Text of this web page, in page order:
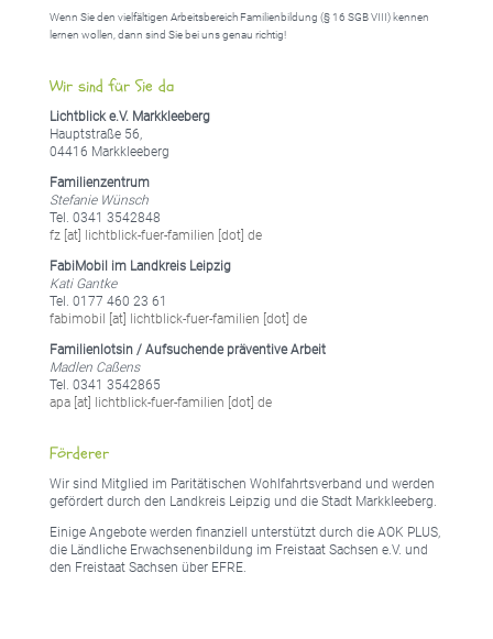
Wenn Sie den vielfältigen Arbeitsbereich Familienbildung (§ 16 SGB VIII) kennen
lernen wollen, dann sind Sie bei uns genau richtig!
Wir sind für Sie da
Lichtblick e.V. Markkleeberg
Hauptstraße 56,
04416 Markkleeberg
Familienzentrum
Stefanie Wünsch
Tel. 0341 3542848
fz [at] lichtblick-fuer-familien [dot] de
FabiMobil im Landkreis Leipzig
Kati Gantke
Tel. 0177 460 23 61
fabimobil [at] lichtblick-fuer-familien [dot] de
Familienlotsin / Aufsuchende präventive Arbeit
Madlen Caßens
Tel. 0341 3542865
apa [at] lichtblick-fuer-familien [dot] de
Förderer
Wir sind Mitglied im Paritätischen Wohlfahrtsverband und werden
gefördert durch den Landkreis Leipzig und die Stadt Markkleeberg.
Einige Angebote werden finanziell unterstützt durch die AOK PLUS,
die Ländliche Erwachsenenbildung im Freistaat Sachsen e.V. und
den Freistaat Sachsen über EFRE.